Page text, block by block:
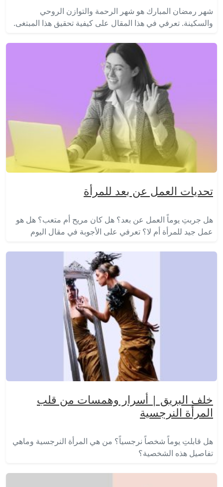
شهر رمضان المبارك هو شهر الرحمة والتوازن الروحي
والسكينة. تعرفي في هذا المقال على كيفية تحقيق هذا المبتغى.
تحديات العمل عن بعد للمرأة
هل جربتِ يوماً العمل عن بعد؟ هل كان مريح أم متعب؟ هل هو
عمل جيد للمرأة أم لا؟ تعرفي على الأجوبة في مقال اليوم
خلف البريق | أسرار وهمسات من قلب
المرأة النرجسية
هل قابلتِ يوماً شخصاً نرجسياً؟ من هي المرأة النرجسية وماهي
تفاصيل هذه الشخصية؟